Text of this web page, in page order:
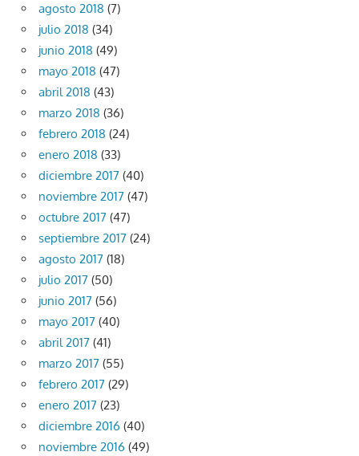
agosto 2018 (7)
julio 2018 (34)
junio 2018 (49)
mayo 2018 (47)
abril 2018 (43)
marzo 2018 (36)
febrero 2018 (24)
enero 2018 (33)
diciembre 2017 (40)
noviembre 2017 (47)
octubre 2017 (47)
septiembre 2017 (24)
agosto 2017 (18)
julio 2017 (50)
junio 2017 (56)
mayo 2017 (40)
abril 2017 (41)
marzo 2017 (55)
febrero 2017 (29)
enero 2017 (23)
diciembre 2016 (40)
noviembre 2016 (49)